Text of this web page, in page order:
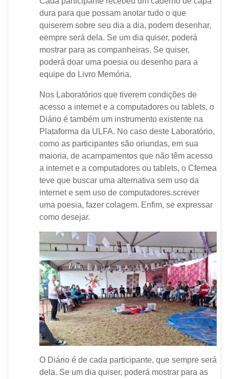
dura para que possam anotar tudo o que
quiserem sobre seu dia a dia, podem desenhar,
eempre será dela. Se um dia quiser, poderá
mostrar para as companheiras. Se quiser,
poderá doar uma poesia ou desenho para a
equipe do Livro Memória.
Nos Laboratórios que tiverem condições de
acesso a internet e a computadores ou tablets, o
Diário é também um instrumento existente na
Plataforma da ULFA. No caso deste Laboratório,
como as participantes são oriundas, em sua
maioria, de acampamentos que não têm acesso
a internet e a computadores ou tablets, o Cfemea
teve que buscar uma alternativa sem uso da
internet e sem uso de computadores.screver
uma poesia, fazer colagem. Enfim, se expressar
como desejar.
O Diário é de cada participante, que sempre será
dela. Se um dia quiser, poderá mostrar para as